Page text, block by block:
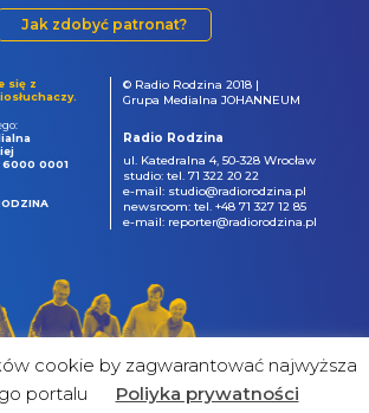
Jak zdobyć patronat?
się z
6000 0001
© Radio Rodzina 2018 |
Grupa Medialna JOHANNEUM
Radio Rodzina
ul. Katedralna 4, 50-328 Wrocław
studio: tel. 71 322 20 22
e-mail: studio@radiorodzina.pl
newsroom: tel. +48 71 327 12 85
e-mail: reporter@radiorodzina.pl
cookie by zagwarantować najwyższa
portalu
Poliyka prywatności